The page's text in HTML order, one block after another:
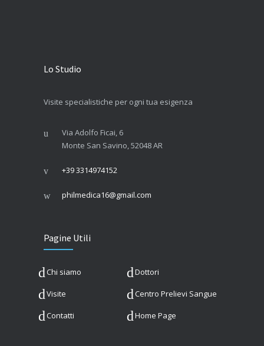
Lo Studio
Visite specialistiche per ogni tua esigenza
Via Adolfo Ficai, 6
Monte San Savino, 52048 AR
+39 3314974152
philmedica16@gmail.com
Pagine Utili
Chi siamo Dottori
Visite Centro Prelievi Sangue
Contatti Home Page